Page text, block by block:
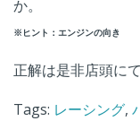
か。
※ヒント：エンジンの向き
正解は是非店頭に
Tags: レーシング,